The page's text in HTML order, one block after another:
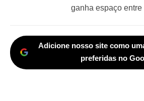
ganha espaço entre
Adicione nosso site como
preferidas no